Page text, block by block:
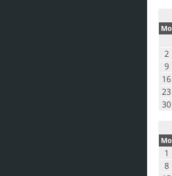
Mo
2
9
16
23
30
Mo
1
8